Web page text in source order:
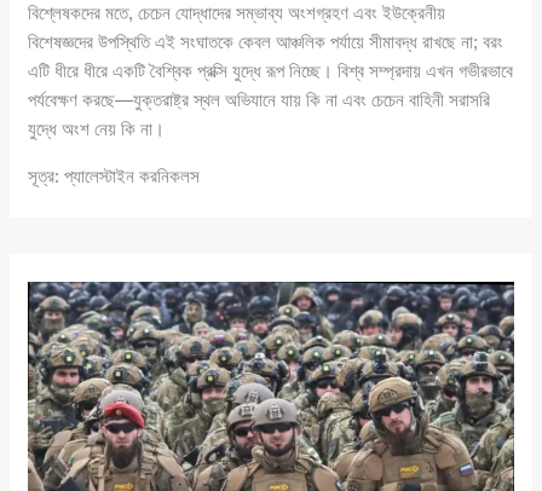
বিশ্লেষকদের মতে, চেচেন যোদ্ধাদের সম্ভাব্য অংশগ্রহণ এবং ইউক্রেনীয়
বিশেষজ্ঞদের উপস্থিতি এই সংঘাতকে কেবল আঞ্চলিক পর্যায়ে সীমাবদ্ধ রাখছে না; বরং
এটি ধীরে ধীরে একটি বৈশ্বিক প্রক্সি যুদ্ধে রূপ নিচ্ছে। বিশ্ব সম্প্রদায় এখন গভীরভাবে
পর্যবেক্ষণ করছে—যুক্তরাষ্ট্র স্থল অভিযানে যায় কি না এবং চেচেন বাহিনী সরাসরি
যুদ্ধে অংশ নেয় কি না।
সূত্র: প্যালেস্টাইন করনিকলস